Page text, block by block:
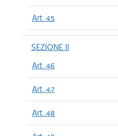
Art. 45
SEZIONE II
Art. 46
Art. 47
Art. 48